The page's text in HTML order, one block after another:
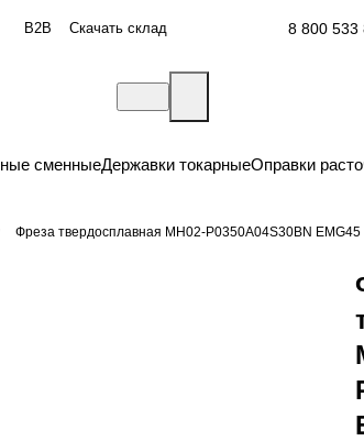
B2B Скачать склад 8 800 533
сменныеДержавки токарныеОправки
Фреза твердосплавная MH02-P0350A04S30BN EMG45